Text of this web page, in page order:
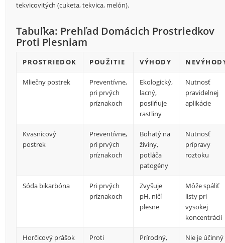
tekvicovitých (cuketa, tekvica, melón).
Tabuľka: Prehľad Domácich Prostriedkov
Proti Plesniam
PROSTRIEDOK POUŽITIE VÝHODY
Mliečny postrek
Preventívne,
pri prvých
príznakoch
Ekologický,
lacný,
posilňuje
rastliny
Nutnosť
pravidelnej
aplikácie
Kvasnicový
postrek
Preventívne,
pri prvých
príznakoch
Bohatý na
živiny,
potláča
patogény
Nutnosť
prípravy
roztoku
Sóda bikarbóna
Pri prvých
príznakoch
Zvyšuje
pH, ničí
plesne
Môže spáliť
listy pri
vysokej
koncentrácii
Horčicový prášok
Proti
Prírodný,
Nie je účinný